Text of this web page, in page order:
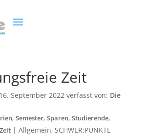
Zeit
16. September 2022verfasst von: Die
, Semester, Sparen, Studierende,
| Allgemein, SCHWER:PUNKTE